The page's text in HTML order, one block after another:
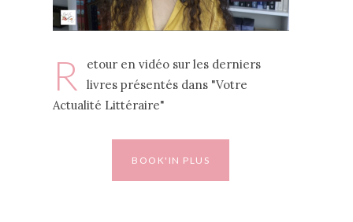
R
etour en vidéo sur les derniers
livres présentés dans "Votre
Actualité Littéraire"
BOOK'IN PLUS